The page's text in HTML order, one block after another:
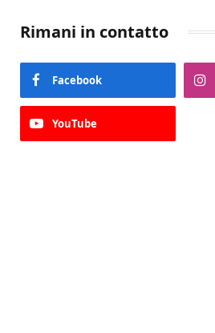
Rimani in contatto
Facebook
YouTube